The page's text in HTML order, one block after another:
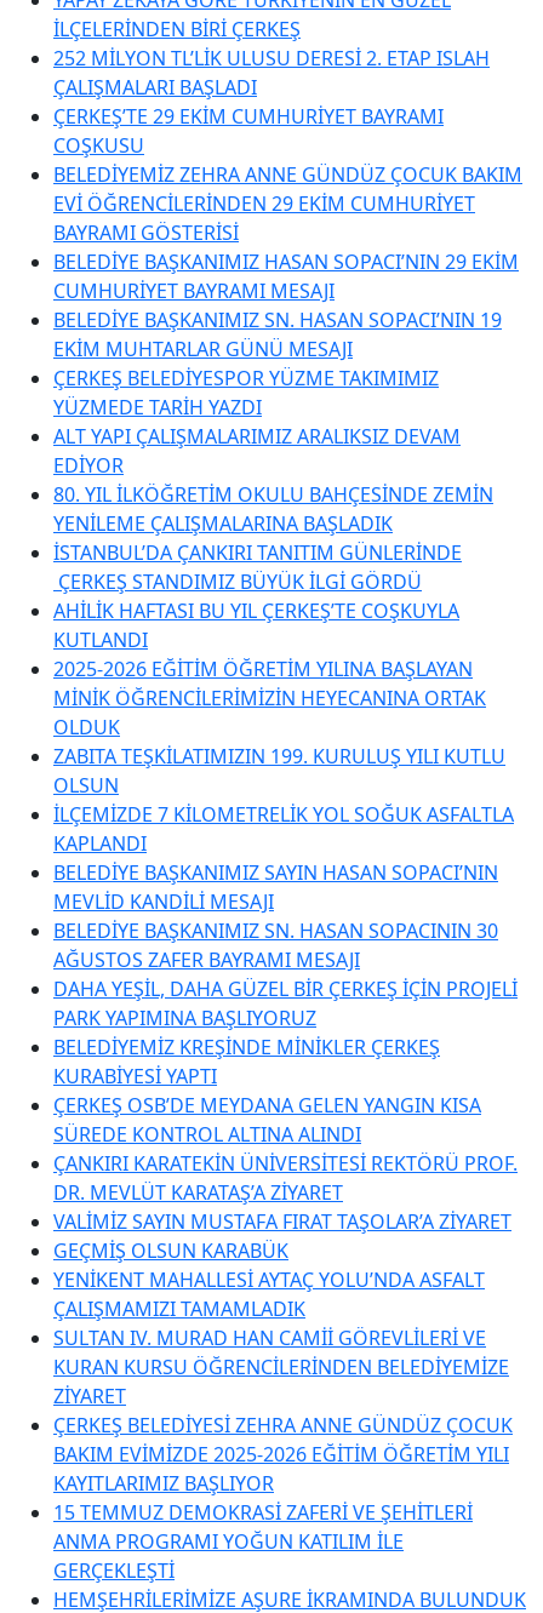
İLÇELERİNDEN BİRİ ÇERKEŞ
252 MİLYON TL’LİK ULUSU DERESİ 2. ETAP ISLAH
ÇALIŞMALARI BAŞLADI
ÇERKEŞ’TE 29 EKİM CUMHURİYET BAYRAMI
COŞKUSU
BELEDİYEMİZ ZEHRA ANNE GÜNDÜZ ÇOCUK BAKIM
EVİ ÖĞRENCİLERİNDEN 29 EKİM CUMHURİYET
BAYRAMI GÖSTERİSİ
BELEDİYE BAŞKANIMIZ HASAN SOPACI’NIN 29 EKİM
CUMHURİYET BAYRAMI MESAJI
BELEDİYE BAŞKANIMIZ SN. HASAN SOPACI’NIN 19
EKİM MUHTARLAR GÜNÜ MESAJI
ÇERKEŞ BELEDİYESPOR YÜZME TAKIMIMIZ
YÜZMEDE TARİH YAZDI
ALT YAPI ÇALIŞMALARIMIZ ARALIKSIZ DEVAM
EDİYOR
80. YIL İLKÖĞRETİM OKULU BAHÇESİNDE ZEMİN
YENİLEME ÇALIŞMALARINA BAŞLADIK
İSTANBUL’DA ÇANKIRI TANITIM GÜNLERİNDE
ÇERKEŞ STANDIMIZ BÜYÜK İLGİ GÖRDÜ
AHİLİK HAFTASI BU YIL ÇERKEŞ’TE COŞKUYLA
KUTLANDI
2025-2026 EĞİTİM ÖĞRETİM YILINA BAŞLAYAN
MİNİK ÖĞRENCİLERİMİZİN HEYECANINA ORTAK
OLDUK
ZABITA TEŞKİLATIMIZIN 199. KURULUŞ YILI KUTLU
OLSUN
İLÇEMİZDE 7 KİLOMETRELİK YOL SOĞUK ASFALTLA
KAPLANDI
BELEDİYE BAŞKANIMIZ SAYIN HASAN SOPACI’NIN
MEVLİD KANDİLİ MESAJI
BELEDİYE BAŞKANIMIZ SN. HASAN SOPACININ 30
AĞUSTOS ZAFER BAYRAMI MESAJI
DAHA YEŞİL, DAHA GÜZEL BİR ÇERKEŞ İÇİN PROJELİ
PARK YAPIMINA BAŞLIYORUZ
BELEDİYEMİZ KREŞİNDE MİNİKLER ÇERKEŞ
KURABİYESİ YAPTI
ÇERKEŞ OSB’DE MEYDANA GELEN YANGIN KISA
SÜREDE KONTROL ALTINA ALINDI
ÇANKIRI KARATEKİN ÜNİVERSİTESİ REKTÖRÜ PROF.
DR. MEVLÜT KARATAŞ’A ZİYARET
VALİMİZ SAYIN MUSTAFA FIRAT TAŞOLAR’A ZİYARET
GEÇMİŞ OLSUN KARABÜK
YENİKENT MAHALLESİ AYTAÇ YOLU’NDA ASFALT
ÇALIŞMAMIZI TAMAMLADIK
SULTAN IV. MURAD HAN CAMİİ GÖREVLİLERİ VE
KURAN KURSU ÖĞRENCİLERİNDEN BELEDİYEMİZE
ZİYARET
ÇERKEŞ BELEDİYESİ ZEHRA ANNE GÜNDÜZ ÇOCUK
BAKIM EVİMİZDE 2025-2026 EĞİTİM ÖĞRETİM YILI
KAYITLARIMIZ BAŞLIYOR
15 TEMMUZ DEMOKRASİ ZAFERİ VE ŞEHİTLERİ
ANMA PROGRAMI YOĞUN KATILIM İLE
GERÇEKLEŞTİ
HEMŞEHRİLERİMİZE AŞURE İKRAMINDA BULUNDUK